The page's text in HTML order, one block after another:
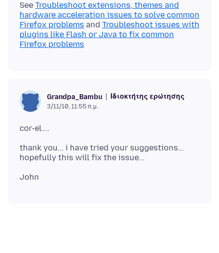
See Troubleshoot extensions, themes and
hardware acceleration issues to solve common
Firefox problems and Troubleshoot issues with
plugins like Flash or Java to fix common
Firefox problems
Grandpa_Bambu Ιδιοκτήτης ερώτησης
3/11/10, 11:55 π.μ.
thank you... i have tried your suggestions...